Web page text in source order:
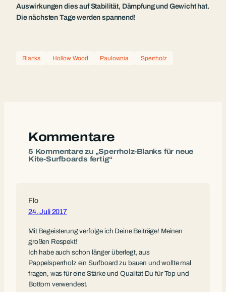
Auswirkungen dies auf Stabilität, Dämpfung und Gewicht hat.
Die nächsten Tage werden spannend!
Blanks Hollow Wood Paulownia Sperrholz
Kommentare
5 Kommentare zu „Sperrholz-Blanks für neue
Kite-Surfboards fertig“
Flo
24. Juli 2017
Mit Begeisterung verfolge ich Deine Beiträge! Meinen
großen Respekt!
Ich habe auch schon länger überlegt, aus
Pappelsperrholz ein Surfboard zu bauen und wollte mal
fragen, was für eine Stärke und Qualität Du für Top und
Bottom verwendest.